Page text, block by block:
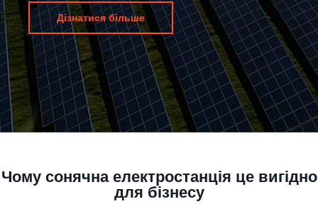
Дізнатися більше
Чому сонячна електростанція це вигідно
для бізнесу